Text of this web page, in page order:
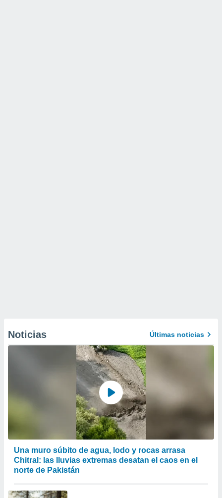
Noticias Últimas noticias
Una muro súbito de agua, lodo y rocas arrasa
Chitral: las lluvias extremas desatan el caos en el
norte de Pakistán